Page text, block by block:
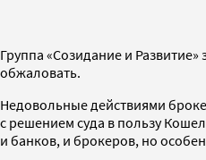
Группа «Созидание и
обжаловать.
Недовольные действиями
с решением суда в пользу
и банков, и брокеров, но